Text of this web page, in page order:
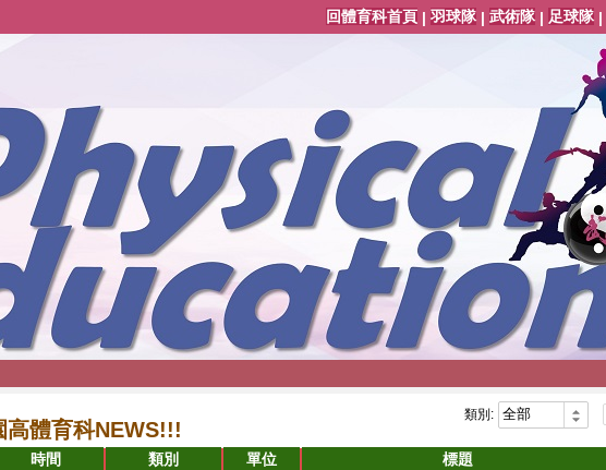
回體育科首頁 | 羽球隊| 武術隊| 足球隊|
高體育科NEWS!!!
類別:
時間 類別 單位 標題